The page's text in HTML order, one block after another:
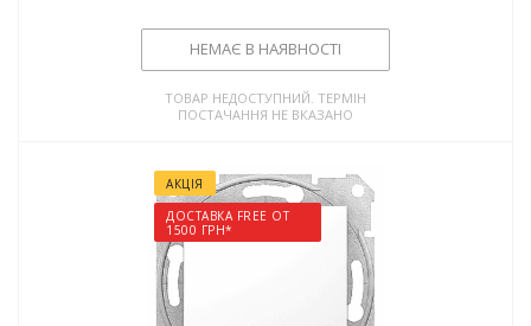
НЕМАЄ В НАЯВНОСТІ
ТОВАР НЕДОСТУПНИЙ. ТЕРМІН
ПОСТАЧАННЯ НЕ ВКАЗАНО
АКЦІЯ
ДОСТАВКА FREE ОТ
1500 ГРН*